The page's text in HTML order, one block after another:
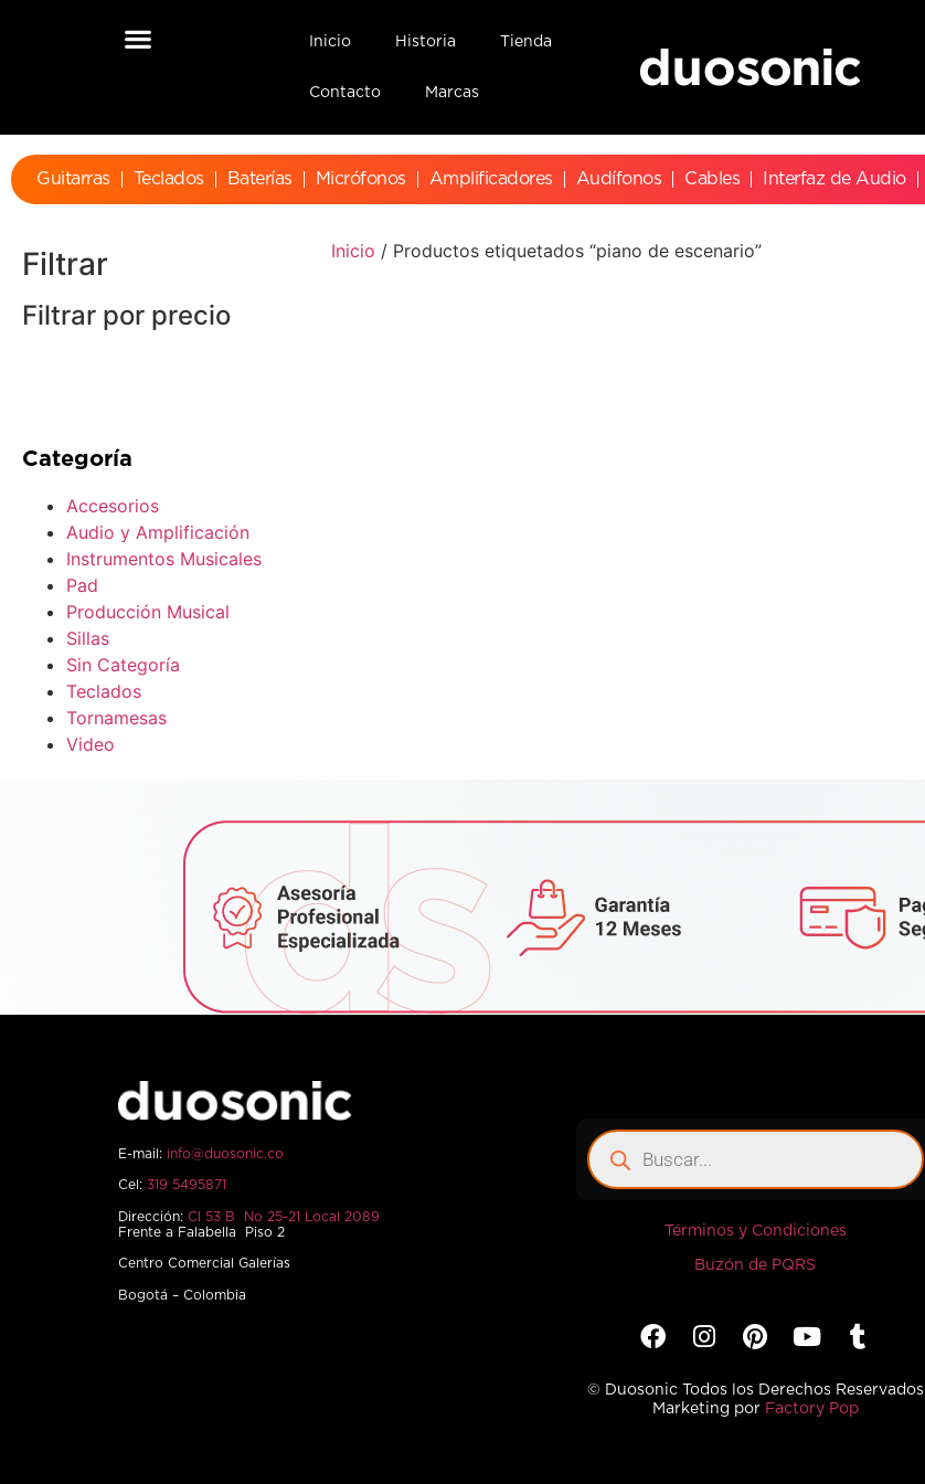
Inicio Historia Tienda
Contacto Marcas
Guitarras Teclados Baterías Micrófonos Amplificadores Audífonos Cables Interfaz de Audio
Filtrar
Filtrar por precio
Categoría
Accesorios
Audio y Amplificación
Instrumentos Musicales
Pad
Producción Musical
Sillas
Sin Categoría
Teclados
Tornamesas
Video
Inicio / Productos etiquetados “piano de escenario”
E-mail: info@duosonic.co
Cel: 319 5495871
Dirección: Cl 53 B No 25-21 Local 2089
Frente a Falabella Piso 2
Centro Comercial Galerías
Bogotá – Colombia
Términos y Condiciones
Buzón de PQRS
© Duosonic Todos los Derechos Reservados
Marketing por Factory Pop